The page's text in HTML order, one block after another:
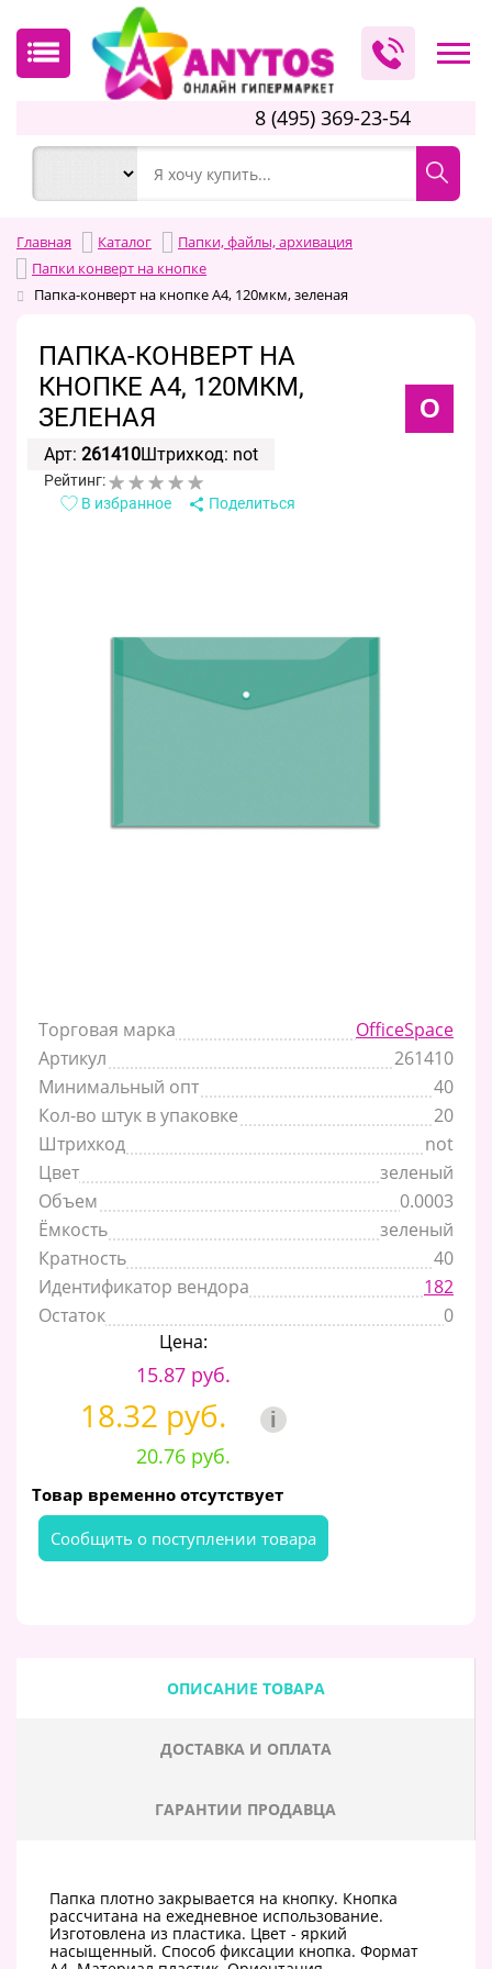
8 (495) 369-23-54
Главная Каталог
Папки, файлы, архивация
Папки конверт на кнопке
Пaпка-конверт на кнопке А4, 120мкм, зеленая
ПAПКА-КОНВЕРТ НА
КНОПКЕ А4, 120МКМ,
ЗЕЛЕНАЯ
O
Арт: 261410Штрихкод: not
Рейтинг:
В избранное
Поделиться
Торговая марка
OfficeSpace
Артикул
261410
Минимальный опт
40
Кол-во штук в упаковке
20
Штрихкод
not
Цвет
зеленый
Объем
0.0003
Ёмкость
зеленый
Кратность
40
Идентификатор вендора
182
Остаток
0
Цена:
15.87 руб.
18.32 руб. i
20.76 руб.
Товар временно отсутствует
Cообщить о поступлении товара
ОПИСАНИЕ ТОВАРА
ДОСТАВКА И ОПЛАТА
ГАРАНТИИ ПРОДАВЦА
Папка плотно закрывается на кнопку. Кнопка
рассчитана на ежедневное использование.
Изготовлена из пластика. Цвет - яркий
насыщенный. Способ фиксации кнопка. Формат